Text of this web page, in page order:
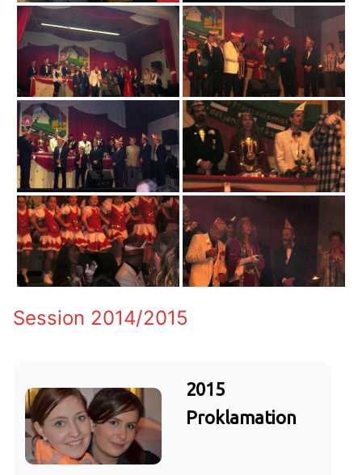
Session 2014/2015
2015
Proklamation